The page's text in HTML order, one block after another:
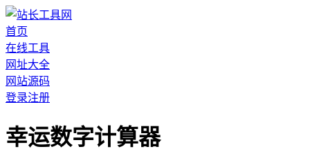
首页
在线工具
网址大全
网站源码
登录注册
幸运数字计算器